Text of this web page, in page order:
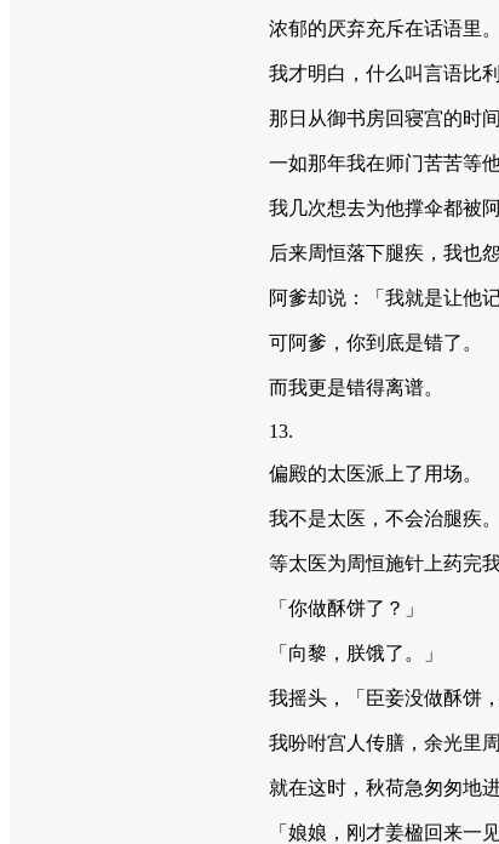
浓郁的厌弃充斥在话语里。
我才明白，什么叫言语比
那日从御书房回寝宫的时
一如那年我在师门苦苦等他
我几次想去为他撑伞都被阿
后来周恒落下腿疾，我也
阿爹却说：「我就是让他
可阿爹，你到底是错了。
而我更是错得离谱。
13.
偏殿的太医派上了用场。
我不是太医，不会治腿疾。
等太医为周恒施针上药完我
「你做酥饼了？」
「向黎，朕饿了。」
我摇头，「臣妾没做酥饼
我吩咐宫人传膳，余光里
就在这时，秋荷急匆匆地进
「娘娘，刚才姜楹回来一